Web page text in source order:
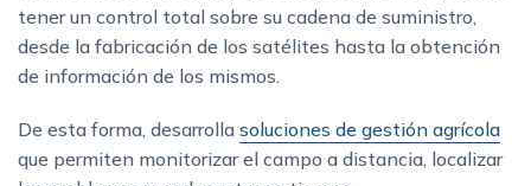
tener un control total sobre su cadena de suministro,
desde la fabricación de los satélites hasta la obtención
de información de los mismos.
De esta forma, desarrolla soluciones de gestión agrícola
que permiten monitorizar el campo a distancia, localizar